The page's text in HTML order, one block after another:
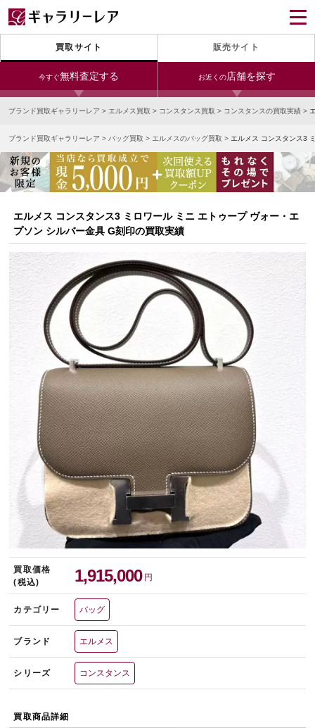
買取サイト 販売サイト
今すぐ無料査定する お近くの店舗を探す
24時間受付（対応時間10:00～19:00）
宅配買取を申し込む
無料の宅配キットをお届けします
今すぐ電話査定
受付時間 10:00～19:00
銀座本店 青山表参道店 新宿東口店
小田急新宿店 LAB東京 名古屋大須店
なんば店 神戸元町(三宮)店
中野ブロードウェイ
宅配買取を申し込む
無料の宅配キットをお届けします
ブランド買取ギャラリーレア > エルメス買取 > コンスタンス買取 > コンスタンスの買取実績 >
ブランド買取ギャラリーレア > バッグ買取 > エルメスのバッグ買取 > エルメス コンスタンス3
エルメス コンスタンス3 ミロワール ミニ エトゥープ ヴォー・エ
プソン シルバー金具 G刻印の買取実績
買取価格
(税込)
1,915,000 円
カテゴリー バッグ
ブランド エルメス
シリーズ コンスタンス
買取商品詳細